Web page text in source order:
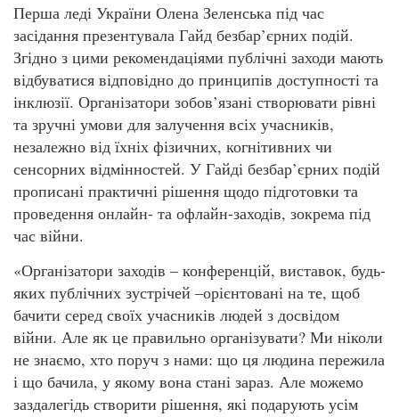
Перша леді України Олена Зеленська під час
засідання презентувала Гайд безбар’єрних подій.
Згідно з цими рекомендаціями публічні заходи мають
відбуватися відповідно до принципів доступності та
інклюзії. Організатори зобов’язані створювати рівні
та зручні умови для залучення всіх учасників,
незалежно від їхніх фізичних, когнітивних чи
сенсорних відмінностей. У Гайді безбар’єрних подій
прописані практичні рішення щодо підготовки та
проведення онлайн- та офлайн-заходів, зокрема під
час війни.
«Організатори заходів – конференцій, виставок, будь-
яких публічних зустрічей –орієнтовані на те, щоб
бачити серед своїх учасників людей з досвідом
війни. Але як це правильно організувати? Ми ніколи
не знаємо, хто поруч з нами: що ця людина пережила
і що бачила, у якому вона стані зараз. Але можемо
заздалегідь створити рішення, які подарують усім